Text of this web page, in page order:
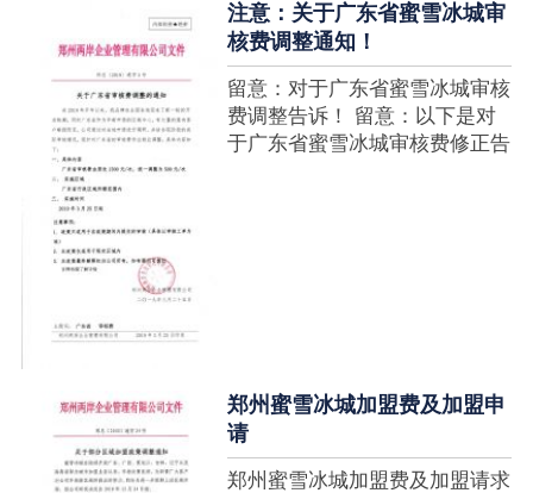
注意：关于广东省蜜雪冰城审
核费调整通知！
留意：对于广东省蜜雪冰城审核
费调整告诉！ 留意：以下是对
于广东省蜜雪冰城审核费修正告
郑州蜜雪冰城加盟费及加盟申
请
郑州蜜雪冰城加盟费及加盟请求